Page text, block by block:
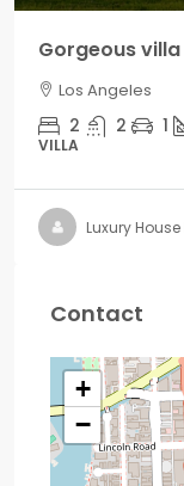
Gorgeous
Los Angeles
2 2 1
VILLA
Luxury
Contact
+
−